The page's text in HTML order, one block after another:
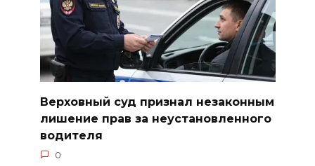
Верховный суд признал незаконным
лишение прав за неустановленного
водителя
0